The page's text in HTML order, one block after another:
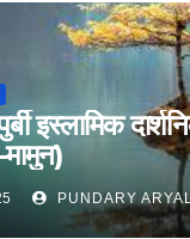
इस्लामिक
PUNDARY